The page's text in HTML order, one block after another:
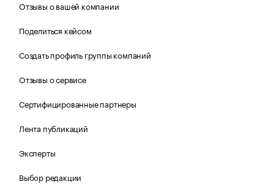
Отзывы о вашей компании
Поделиться кейсом
Создать профиль группы компаний
Отзывы о сервисе
Сертифицированные партнеры
Лента публикаций
Эксперты
Выбор редакции